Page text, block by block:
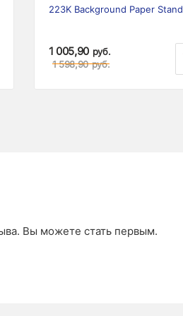
223K Background Paper Stand
1 005,90 руб.
1 598,90 руб.
Вы можете стать первым.